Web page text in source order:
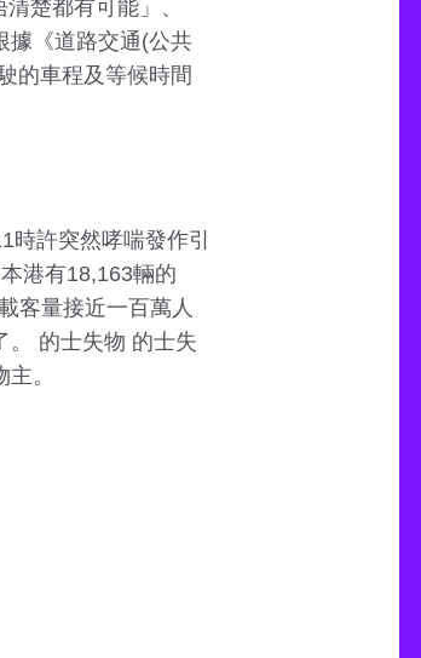
楚都有可能」、
據《道路交通(公共
的車程及等候時間
許突然哮喘發作引
港有18,163輛的
客量接近一百萬人
。 的士失物 的士失
。